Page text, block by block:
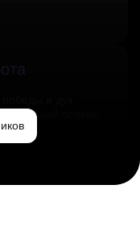
лучший сервис